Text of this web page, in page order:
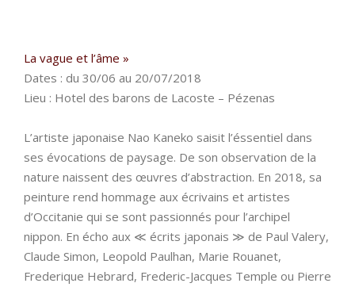
La vague et l’âme »
Dates : du 30/06 au 20/07/2018
Lieu : Hotel des barons de Lacoste – Pézenas
L’artiste japonaise Nao Kaneko saisit l’éssentiel dans
ses évocations de paysage. De son observation de la
nature naissent des œuvres d’abstraction. En 2018, sa
peinture rend hommage aux écrivains et artistes
d’Occitanie qui se sont passionnés pour l’archipel
nippon. En écho aux ≪ écrits japonais ≫ de Paul Valery,
Claude Simon, Leopold Paulhan, Marie Rouanet,
Frederique Hebrard, Frederic-Jacques Temple ou Pierre